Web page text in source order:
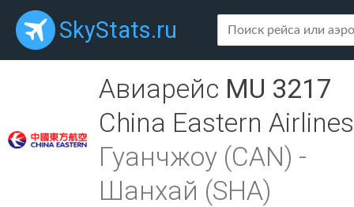
SkyStats.ru
Авиарейс MU 3217
China Eastern Airlines
Гуанчжоу (CAN) -
Шанхай (SHA)